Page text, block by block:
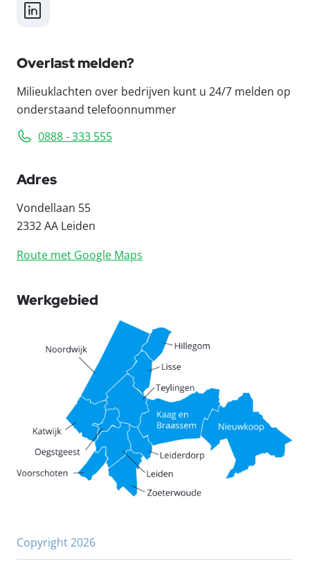
LinkedIn
Overlast melden?
Milieuklachten over bedrijven kunt u 24/7 melden op
onderstaand telefoonnummer
0888 - 333 555
Adres
Vondellaan 55
2332 AA Leiden
Route met Google Maps
Werkgebied
Copyright 2026